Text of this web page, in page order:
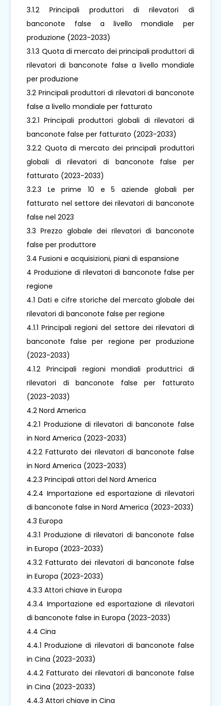
3.1.2 Principali produttori di rilevatori di
banconote false a livello mondiale per
produzione (2023-2033)
3.1.3 Quota di mercato dei principali produttori di
rilevatori di banconote false a livello mondiale
per produzione
3.2 Principali produttori di rilevatori di banconote
false a livello mondiale per fatturato
3.2.1 Principali produttori globali di rilevatori di
banconote false per fatturato (2023-2033)
3.2.2 Quota di mercato dei principali produttori
globali di rilevatori di banconote false per
fatturato (2023-2033)
3.2.3 Le prime 10 e 5 aziende globali per
fatturato nel settore dei rilevatori di banconote
false nel 2023
3.3 Prezzo globale dei rilevatori di banconote
false per produttore
3.4 Fusioni e acquisizioni, piani di espansione
4 Produzione di rilevatori di banconote false per
regione
4.1 Dati e cifre storiche del mercato globale dei
rilevatori di banconote false per regione
4.1.1 Principali regioni del settore dei rilevatori di
banconote false per regione per produzione
(2023-2033)
4.1.2 Principali regioni mondiali produttrici di
rilevatori di banconote false per fatturato
(2023-2033)
4.2 Nord America
4.2.1 Produzione di rilevatori di banconote false
in Nord America (2023-2033)
4.2.2 Fatturato dei rilevatori di banconote false
in Nord America (2023-2033)
4.2.3 Principali attori del Nord America
4.2.4 Importazione ed esportazione di rilevatori
di banconote false in Nord America (2023-2033)
4.3 Europa
4.3.1 Produzione di rilevatori di banconote false
in Europa (2023-2033)
4.3.2 Fatturato dei rilevatori di banconote false
in Europa (2023-2033)
4.3.3 Attori chiave in Europa
4.3.4 Importazione ed esportazione di rilevatori
di banconote false in Europa (2023-2033)
4.4 Cina
4.4.1 Produzione di rilevatori di banconote false
in Cina (2023-2033)
4.4.2 Fatturato dei rilevatori di banconote false
in Cina (2023-2033)
4.4.3 Attori chiave in Cina